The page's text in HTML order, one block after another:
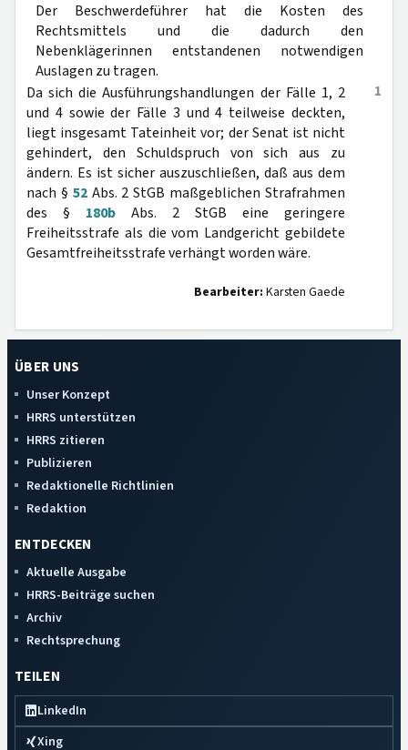
Der Beschwerdeführer hat die Kosten des
Rechtsmittels und die dadurch den
Nebenklägerinnen entstandenen notwendigen
Auslagen zu tragen.
1
Da sich die Ausführungshandlungen der Fälle 1, 2
und 4 sowie der Fälle 3 und 4 teilweise deckten,
liegt insgesamt Tateinheit vor; der Senat ist nicht
gehindert, den Schuldspruch von sich aus zu
ändern. Es ist sicher auszuschließen, daß aus dem
nach § 52Abs. 2 StGB maßgeblichen Strafrahmen
des § 180b Abs. 2 StGB eine geringere
Freiheitsstrafe als die vom Landgericht gebildete
Gesamtfreiheitsstrafe verhängt worden wäre.
Bearbeiter: Karsten Gaede
ÜBER UNS
Unser Konzept
HRRS unterstützen
HRRS zitieren
Publizieren
Redaktionelle Richtlinien
Redaktion
ENTDECKEN
Aktuelle Ausgabe
HRRS-Beiträge suchen
Archiv
Rechtsprechung
TEILEN
LinkedIn
Xing